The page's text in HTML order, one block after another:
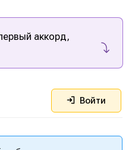
аккорд,
Войти